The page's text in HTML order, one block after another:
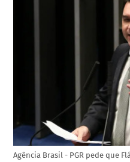
Agência Brasil - PGR pede que